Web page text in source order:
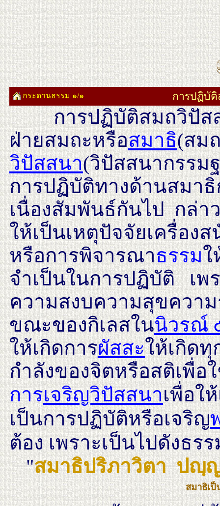
กระดานธรรม ๑/๑ การปฏิบัติ
การปฏิบัติสมถวิปัสสน
ฝ่ายสมถะหรือสมาธิ(สม
วิปัสสนา(วิปัสสนากรรม
การปฏิบัติทางด้านสมา
เนื่องสัมพันธ์กันไป กล่า
ให้เป็นเหตุปัจจัยเครื่อ
หรือการพิจารณาธรรมใ
จำเป็นในการปฏิบัติ เพ
ความสงบความสุขความ
ขณะของกิเลสในนิวรณ์
ให้เกิดการผัสสะให้เกิดทุ
กำลังของจิตหรือสติเพื่อ
การเจริญวิปัสสนาเพื่อใ
เป็นการปฏิบัติหรือเจริญ
ต้อง เพราะเป็นไปดังธร
"สมาธิปริภาวิตา ปญฺ
สมาธเป